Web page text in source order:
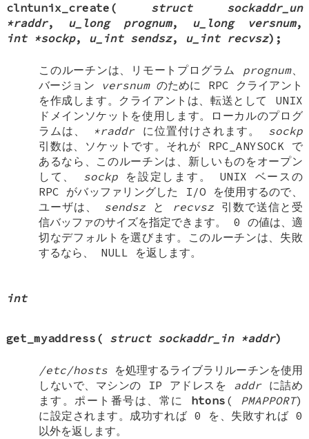
clntunix_create ( struct sockaddr_un
*raddr, u_long prognum, u_long versnum,
int *sockp, u_int sendsz, u_int recvsz);
このルーチンは、リモートプログラム prognum、
バージョン
versnumのために RPC クライアント
を作成します。クライアントは、転送として UNIX
ドメインソケットを使用します。ローカルのプログ
ラムは、
*raddrに位置付けされます。 sockp
引数は、ソケットです。それが RPC_ANYSOCKで
あるなら、このルーチンは、新しいものをオープン
して、 sockpを設定します。 UNIX ベースの
RPC がバッファリングした I/O を使用するので、
ユーザは、 sendszと recvsz引数で送信と受
信バッファのサイズを指定できます。 0 の値は、適
切なデフォルトを選びます。このルーチンは、失敗
するなら、 NULL を返します。
int
get_myaddress ( struct sockaddr_in *addr)
/etc/hostsを処理するライブラリルーチンを使用
しないで、マシンの IP アドレスを addrに詰め
ます。ポート番号は、常に htons ( PMAPPORT)
に設定されます。成功すれば 0 を、失敗すれば 0
以外を返します。